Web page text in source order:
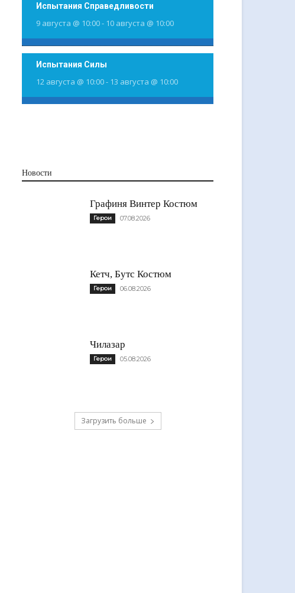
Испытания Справедливости
9 августа @ 10:00- 10 августа @ 10:00
Испытания Силы
12 августа @ 10:00- 13 августа @ 10:00
Новости
Графиня Винтер Костюм
Герои 07.08.2026
Кетч, Бутс Костюм
Герои 06.08.2026
Чилазар
Герои 05.08.2026
Загрузить больше